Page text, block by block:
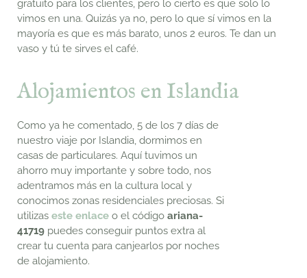
gratuito para los clientes, pero lo cierto es que solo lo
vimos en una. Quizás ya no, pero lo que sí vimos en la
mayoría es que es más barato, unos 2 euros. Te dan un
vaso y tú te sirves el café.
Alojamientos en Islandia
Como ya he comentado, 5 de los 7 días de
nuestro viaje por Islandia, dormimos en
casas de particulares. Aquí tuvimos un
ahorro muy importante y sobre todo, nos
adentramos más en la cultura local y
conocimos zonas residenciales preciosas. Si
utilizas este enlace o el código ariana-
41719 puedes conseguir puntos extra al
crear tu cuenta para canjearlos por noches
de alojamiento.